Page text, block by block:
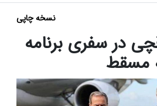
نسخه چاپی
در سفری برنامه
مسقط